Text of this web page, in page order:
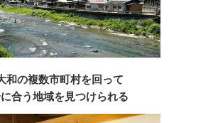
和の複数市町村を回って
合う地域を見つけられる